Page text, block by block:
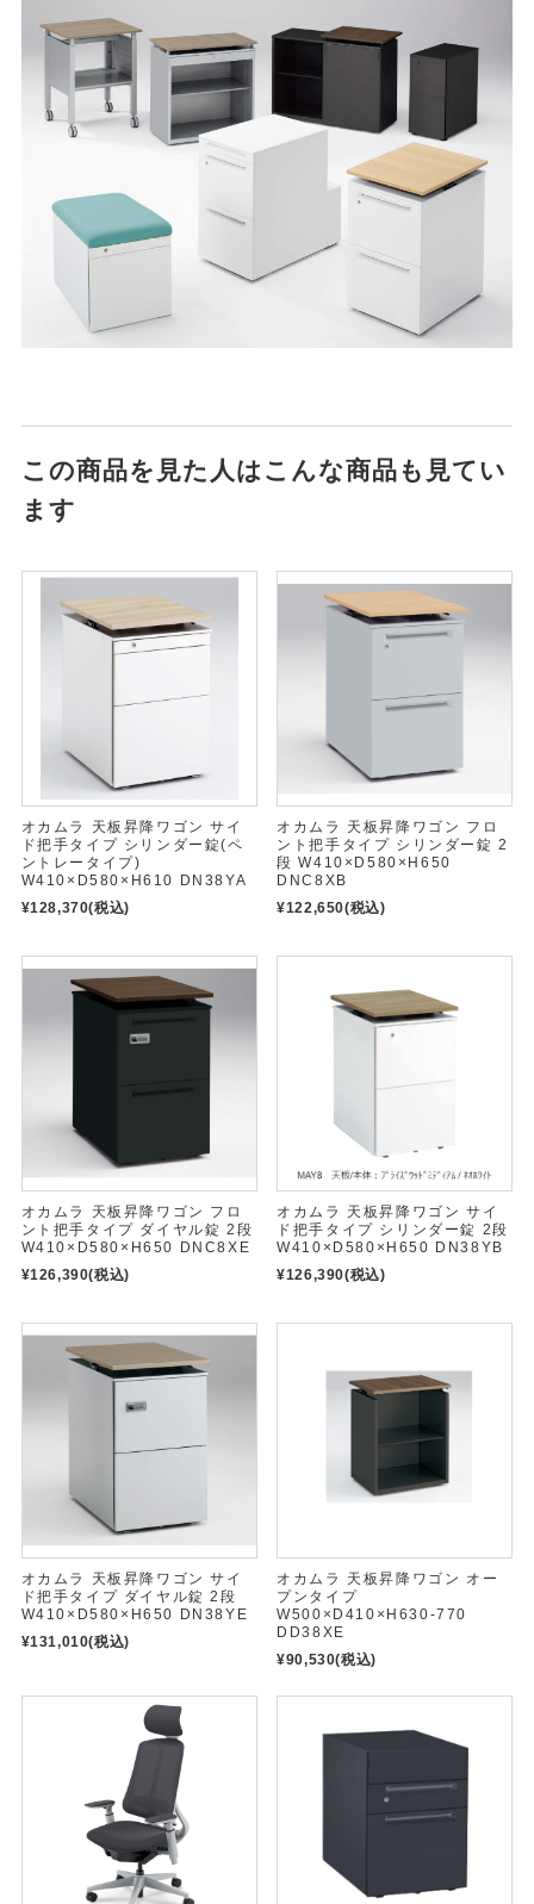
この商品を見た人はこんな商品も見てい
ます
オカムラ 天板昇降ワゴン サイ
ド把手タイプ シリンダー錠(ペ
ントレータイプ)
W410×D580×H610 DN38YA
¥128,370(税込)
オカムラ 天板昇降ワゴン フロ
ント把手タイプ シリンダー錠 2
段 W410×D580×H650
DNC8XB
¥122,650(税込)
オカムラ 天板昇降ワゴン フロ
ント把手タイプ ダイヤル錠 2段
W410×D580×H650 DNC8XE
¥126,390(税込)
オカムラ 天板昇降ワゴン サイ
ド把手タイプ シリンダー錠 2段
W410×D580×H650 DN38YB
¥126,390(税込)
オカムラ 天板昇降ワゴン サイ
ド把手タイプ ダイヤル錠 2段
W410×D580×H650 DN38YE
¥131,010(税込)
オカムラ 天板昇降ワゴン オー
プンタイプ
W500×D410×H630-770
DD38XE
¥90,530(税込)